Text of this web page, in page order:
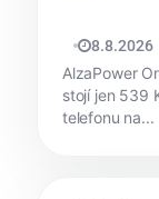
MATYÁŠ
8.8.2026
AlzaPower
stojí jen 539
telefonu na...